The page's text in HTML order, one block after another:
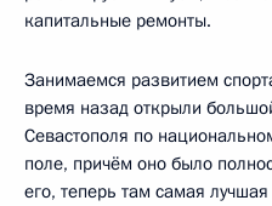
капитальные ремонты.
Занимаемся развитием
время назад открыли
Севастополя по
поле, причём оно было
его, теперь там самая